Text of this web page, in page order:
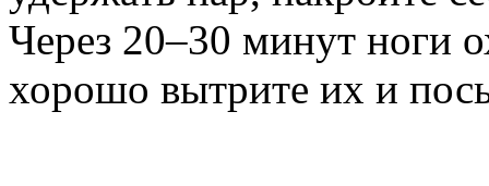
Через 20–30 минут ноги
хорошо вытрите их и